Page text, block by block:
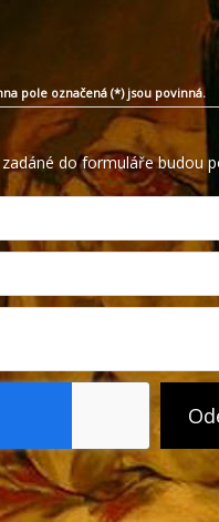
pole označená (*) jsou povinná.
do formuláře budou